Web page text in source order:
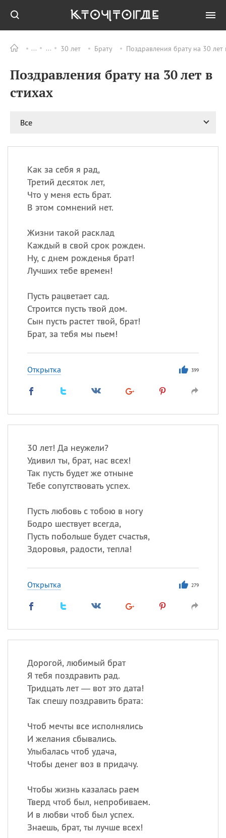
30 лет Брату Поздравления брату на 30
Поздравления брату на 30 лет в
стихах
Все
Как за себя я рад,
Третий десяток лет,
Что у меня есть брат.
В этом сомнений нет.
Жизни такой расклад
Каждый в свой срок рожден.
Ну, с днем рожденья брат!
Лучших тебе времен!
Пусть рацветает сад.
Строится пусть твой дом.
Сын пусть растет твой, брат!
Брат, за тебя мы пьем!
Открытка 399
30 лет! Да неужели?
Удивил ты, брат, нас всех!
Так пусть будет же отныне
Тебе сопутствовать успех.
Пусть любовь с тобою в ногу
Бодро шествует всегда,
Пусть побольше будет счастья,
Здоровья, радости, тепла!
Открытка 279
Дорогой, любимый брат
Я тебя поздравить рад.
Тридцать лет — вот это дата!
Так спешу поздравить брата:
Чтоб мечты все исполнялись
И желания сбывались.
Улыбалась чтоб удача,
Чтобы денег воз в придачу.
Чтобы жизнь казалась раем
Тверд чтоб был, непробиваем.
И в любви чтоб был успех.
Знаешь, брат, ты лучше всех!
ПРАЗДНИКИ Все
06.08 Преображение
Господне у западных
Романа и Давида
ИМЕНА
Сегодня празднуют именины
Анатолий
,Еще
Посмотреть значениеи
происхождение